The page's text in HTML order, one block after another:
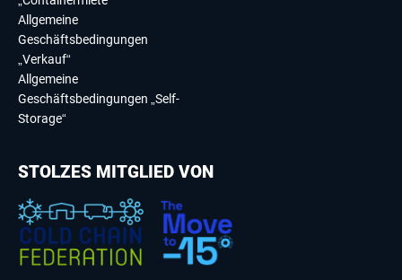
Allgemeine
Geschäftsbedingungen
„Verkauf“
Allgemeine
Geschäftsbedingungen „Self-
Storage“
STOLZES MITGLIED VON